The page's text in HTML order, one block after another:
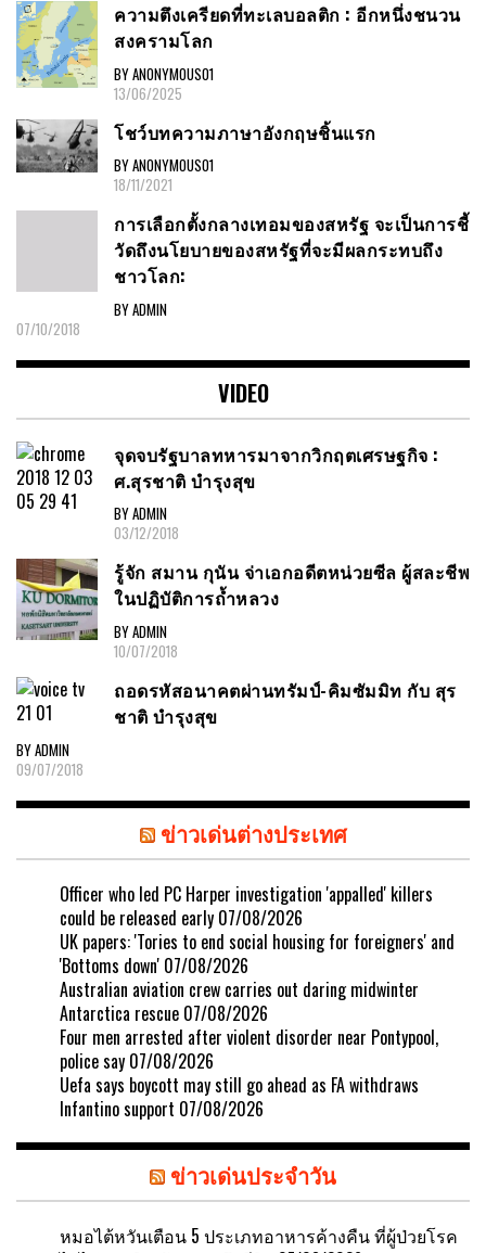
ความตึงเครียดที่ทะเลบอลติก : อีกหนึ่งชนวน
สงครามโลก
BY ANONYMOUS01
13/06/2025
โชว์บทความภาษาอังกฤษชิ้นแรก
BY ANONYMOUS01
18/11/2021
การเลือกตั้งกลางเทอมของสหรัฐ จะเป็นการชี้
วัดถึงนโยบายของสหรัฐที่จะมีผลกระทบถึง
ชาวโลก:
BY ADMIN
07/10/2018
VIDEO
จุดจบรัฐบาลทหารมาจากวิกฤตเศรษฐกิจ :
ศ.สุรชาติ บำรุงสุข
BY ADMIN
03/12/2018
รู้จัก สมาน กุนัน จ่าเอกอดีตหน่วยซีล ผู้สละชีพ
ในปฏิบัติการถ้ำหลวง
BY ADMIN
10/07/2018
ถอดรหัสอนาคตผ่านทรัมป์-คิมซัมมิท กับ สุร
ชาติ บำรุงสุข
BY ADMIN
09/07/2018
ข่าวเด่นต่างประเทศ
Officer who led PC Harper investigation 'appalled' killers
could be released early 07/08/2026
UK papers: 'Tories to end social housing for foreigners' and
'Bottoms down' 07/08/2026
Australian aviation crew carries out daring midwinter
Antarctica rescue 07/08/2026
Four men arrested after violent disorder near Pontypool,
police say 07/08/2026
Uefa says boycott may still go ahead as FA withdraws
Infantino support 07/08/2026
ข่าวเด่นประจำวัน
หมอไต้หวันเตือน 5 ประเภทอาหารค้างคืน ที่ผู้ป่วยโรค